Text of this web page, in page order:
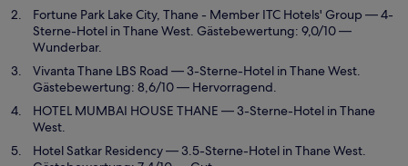
Fortune Park Lake City, Thane - Member ITC Hotels' Group — 4-
Sterne-Hotel in Thane West. Gästebewertung: 9,0/10 —
Wunderbar.
Vivanta Thane LBS Road — 3-Sterne-Hotel in Thane West.
Gästebewertung: 8,6/10 — Hervorragend.
HOTEL MUMBAI HOUSE THANE — 3-Sterne-Hotel in Thane
West.
Hotel Satkar Residency— 3.5-Sterne-Hotel in Thane West.